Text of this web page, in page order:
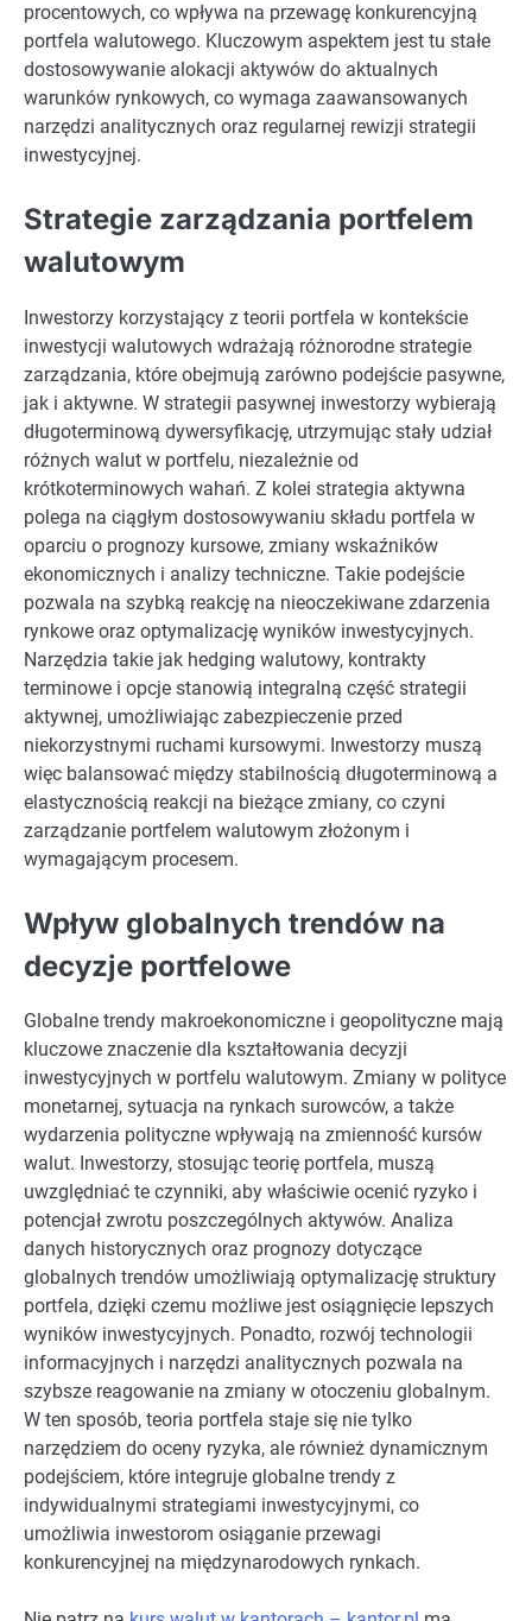
procentowych, co wpływa na przewagę konkurencyjną
portfela walutowego. Kluczowym aspektem jest tu stałe
dostosowywanie alokacji aktywów do aktualnych
warunków rynkowych, co wymaga zaawansowanych
narzędzi analitycznych oraz regularnej rewizji strategii
inwestycyjnej.
Strategie zarządzania portfelem
walutowym
Inwestorzy korzystający z teorii portfela w kontekście
inwestycji walutowych wdrażają różnorodne strategie
zarządzania, które obejmują zarówno podejście pasywne,
jak i aktywne. W strategii pasywnej inwestorzy wybierają
długoterminową dywersyfikację, utrzymując stały udział
różnych walut w portfelu, niezależnie od
krótkoterminowych wahań. Z kolei strategia aktywna
polega na ciągłym dostosowywaniu składu portfela w
oparciu o prognozy kursowe, zmiany wskaźników
ekonomicznych i analizy techniczne. Takie podejście
pozwala na szybką reakcję na nieoczekiwane zdarzenia
rynkowe oraz optymalizację wyników inwestycyjnych.
Narzędzia takie jak hedging walutowy, kontrakty
terminowe i opcje stanowią integralną część strategii
aktywnej, umożliwiając zabezpieczenie przed
niekorzystnymi ruchami kursowymi. Inwestorzy muszą
więc balansować między stabilnością długoterminową a
elastycznością reakcji na bieżące zmiany, co czyni
zarządzanie portfelem walutowym złożonym i
wymagającym procesem.
Wpływ globalnych trendów na
decyzje portfelowe
Globalne trendy makroekonomiczne i geopolityczne mają
kluczowe znaczenie dla kształtowania decyzji
inwestycyjnych w portfelu walutowym. Zmiany w polityce
monetarnej, sytuacja na rynkach surowców, a także
wydarzenia polityczne wpływają na zmienność kursów
walut. Inwestorzy, stosując teorię portfela, muszą
uwzględniać te czynniki, aby właściwie ocenić ryzyko i
potencjał zwrotu poszczególnych aktywów. Analiza
danych historycznych oraz prognozy dotyczące
globalnych trendów umożliwiają optymalizację struktury
portfela, dzięki czemu możliwe jest osiągnięcie lepszych
wyników inwestycyjnych. Ponadto, rozwój technologii
informacyjnych i narzędzi analitycznych pozwala na
szybsze reagowanie na zmiany w otoczeniu globalnym.
W ten sposób, teoria portfela staje się nie tylko
narzędziem do oceny ryzyka, ale również dynamicznym
podejściem, które integruje globalne trendy z
indywidualnymi strategiami inwestycyjnymi, co
umożliwia inwestorom osiąganie przewagi
konkurencyjnej na międzynarodowych rynkach.